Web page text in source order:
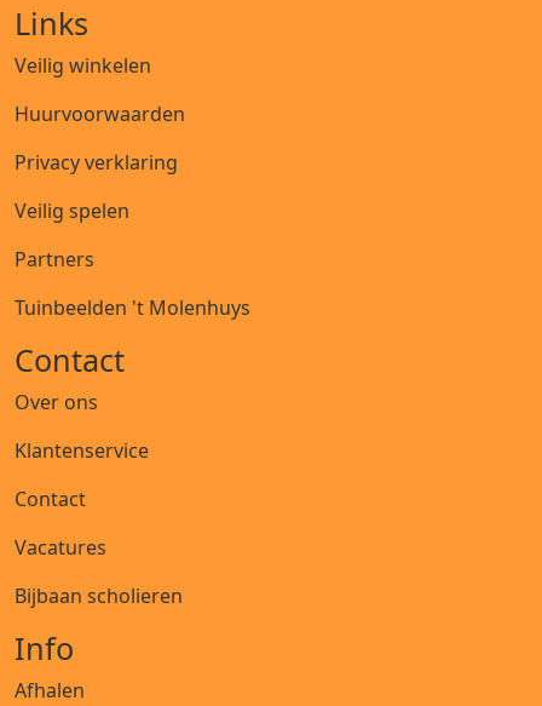
Links
Veilig winkelen
Huurvoorwaarden
Privacy verklaring
Veilig spelen
Partners
Tuinbeelden 't Molenhuys
Contact
Over ons
Klantenservice
Contact
Vacatures
Bijbaan scholieren
Info
Afhalen